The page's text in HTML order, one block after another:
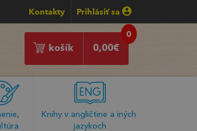
Kontakty Prihlásiť sa
0
0,00€
košík
Knihy v angličtine a iných
jazykoch